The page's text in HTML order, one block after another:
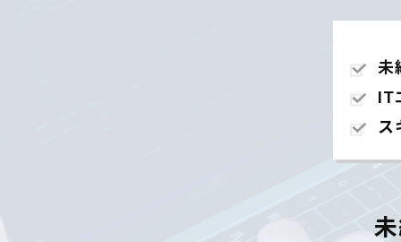
未
IT
ス